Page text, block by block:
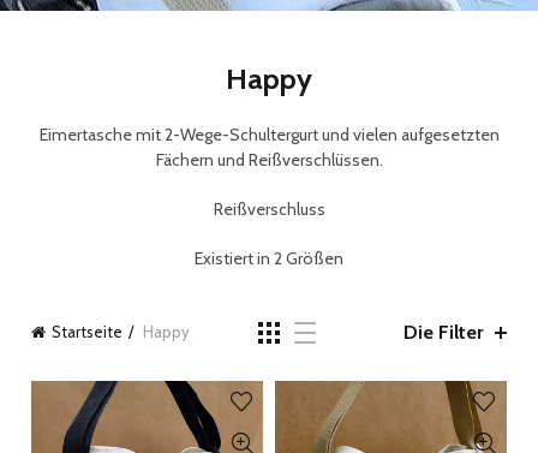
Happy
Eimertasche mit 2-Wege-Schultergurt und vielen aufgesetzten
Fächern und Reißverschlüssen.
Reißverschluss
Existiert in 2 Größen
Startseite Happy Die Filter